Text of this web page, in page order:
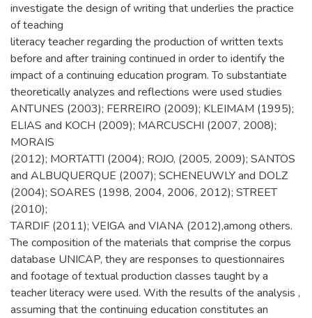
investigate the design of writing that underlies the practice
of teaching
literacy teacher regarding the production of written texts
before and after training continued in order to identify the
impact of a continuing education program. To substantiate
theoretically analyzes and reflections were used studies
ANTUNES (2003); FERREIRO (2009); KLEIMAM (1995);
ELIAS and KOCH (2009); MARCUSCHI (2007, 2008);
MORAIS
(2012); MORTATTI (2004); ROJO, (2005, 2009); SANTOS
and ALBUQUERQUE (2007); SCHENEUWLY and DOLZ
(2004); SOARES (1998, 2004, 2006, 2012); STREET
(2010);
TARDIF (2011); VEIGA and VIANA (2012),among others.
The composition of the materials that comprise the corpus
database UNICAP, they are responses to questionnaires
and footage of textual production classes taught by a
teacher literacy were used. With the results of the analysis ,
assuming that the continuing education constitutes an